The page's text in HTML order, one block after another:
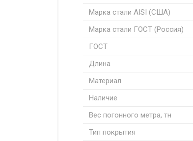
Марка стали AISI (США)
Марка стали ГОСТ (Россия)
ГОСТ
Длина
Материал
Наличие
Вес погонного метра, тн
Тип покрытия